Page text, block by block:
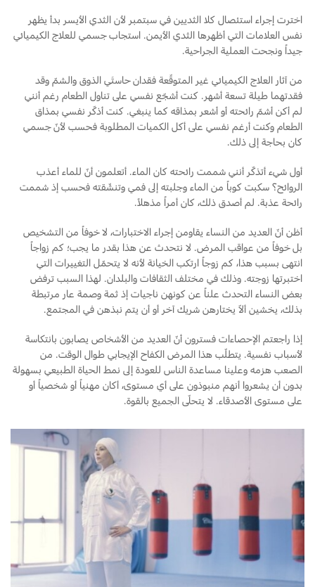
اخترت إجراء استئصال كلا الثديين في سبتمبر لأن الثدي الأيسر بدأ يظهر
نفس العلامات التي أظهرها الثدي الأيمن. استجاب جسمي للعلاج الكيميائي
جيداً ونجحت العملية الجراحية.
من آثار العلاج الكيميائي غير المتوقّعة فقدان حاستَي الذوق والشمّ وقد
فقدتهما طيلة تسعة أشهر. كنت أشجّع نفسي على تناول الطعام رغم أنني
لم أكن أشمّ رائحته أو أشعر بمذاقه كما ينبغي. كنت أذكّر نفسي بمذاق
الطعام وكنت أرغم نفسي على أكل الكميات المطلوبة فحسب لأنّ جسمي
كان بحاجة إلى ذلك.
أول شيء أتذكّر أنني شممت رائحته كان الماء. أتعلمون أنّ للماء أعذب
الروائح؟ سكبت كوباً من الماء وجلبته إلى فمي وتنشّقته فحسب إذ شممت
رائحة عذبة. لم أصدق ذلك، كان أمراً مذهلاً.
أظن أنّ العديد من النساء يقاومن إجراء الاختبارات، لا خوفاً من التشخيص
بل خوفاً من عواقب المرض. لا نتحدث عن هذا بقدر ما يجب؛ كم زواجاً
انتهى بسبب هذا، كم زوجاً ارتكب الخيانة لأنه لا يتحمّل التغييرات التي
اختبرتها زوجته. وذلك في مختلف الثقافات والبلدان. لهذا السبب ترفض
بعض النساء التحدث علناً عن كونهن ناجيات إذ ثمة وصمة عار مرتبطة
بذلك، يخشين ألاّ يختارهن شريك آخر أو أن يتم نبذهن في المجتمع.
إذا راجعتم الإحصاءات فسترون أنّ العديد من الأشخاص يصابون بانتكاسة
لأسباب نفسية. يتطلّب هذا المرض الكفاح الإيجابي طوال الوقت. من
الصعب هزمه وعلينا مساعدة الناس للعودة إلى نمط الحياة الطبيعي بسهولة
بدون أن يشعروا أنهم منبوذون على أي مستوى، أكان مهنياً أو شخصياً أو
على مستوى الأصدقاء. لا يتحلّى الجميع بالقوة.